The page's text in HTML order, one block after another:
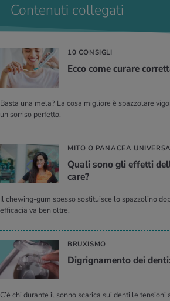
Contenuti collegati
10 CONSIGLI
Ecco come cu­ra­re
Basta una mela? La cosa migliore è spazzolare
un sorriso perfetto.
MITO O PANACEA
Quali sono gli ef­fet­ti
ca­re?
Il chewing-gum spesso sostituisce lo spazzolino
efficacia va ben oltre.
BRUXISMO
Di­gri­gna­men­to dei
C’è chi durante il sonno scarica sui denti le tensioni